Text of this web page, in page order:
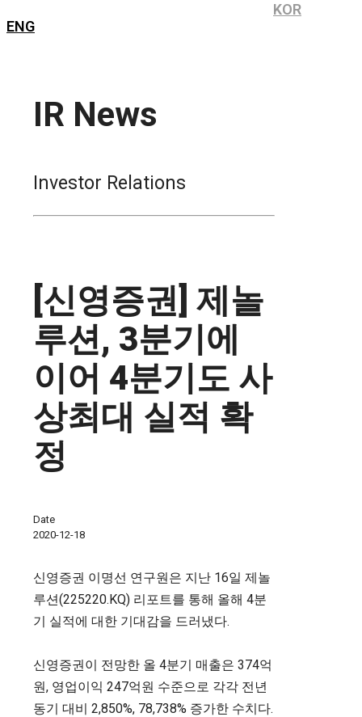
KOR
ENG
IR News
Investor Relations
[신영증권] 제놀
루션, 3분기에
이어 4분기도 사
상최대 실적 확
정
Date
2020-12-18
신영증권 이명선 연구원은 지난 16일 제놀
루션(225220.KQ) 리포트를 통해 올해 4분
기 실적에 대한 기대감을 드러냈다.
신영증권이 전망한 올 4분기 매출은 374억
원, 영업이익 247억원 수준으로 각각 전년
동기 대비 2,850%, 78,738% 증가한 수치다.